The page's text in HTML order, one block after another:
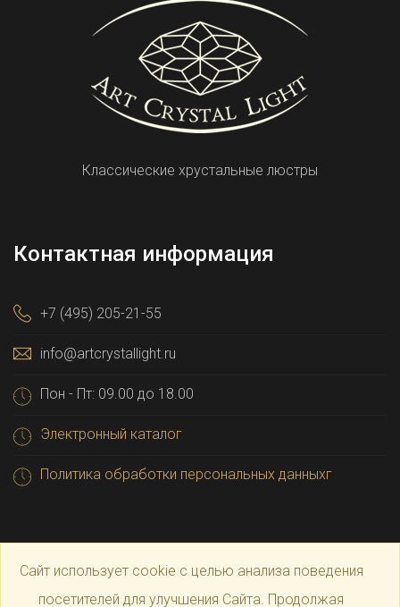
Классические хрустальные люстры
Контактная информация
+7 (495) 205-21-55
info@artcrystallight.ru
Пон - Пт: 09.00 до 18.00
Электронный каталог
Политика обработки персональных данныхг
Сайт использует cookie с целью анализа поведения
посетителей для улучшения Сайта. Продолжая